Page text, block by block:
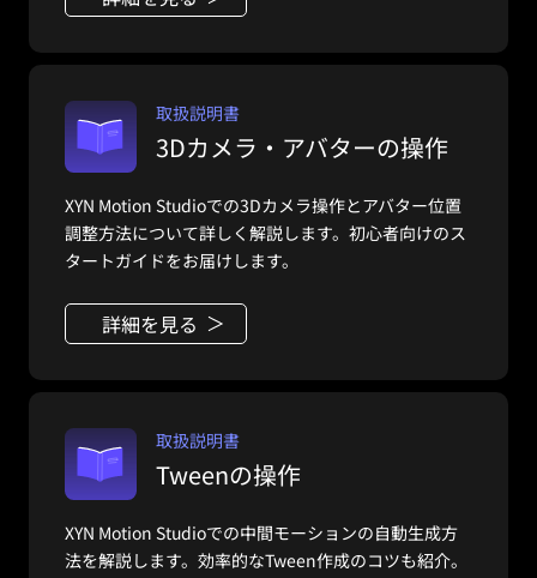
取扱説明書
3Dカメラ・アバターの操作
XYN Motion Studioでの3Dカメラ操作とアバター位置
調整方法について詳しく解説します。初心者向けのス
タートガイドをお届けします。
詳細を見る
取扱説明書
Tweenの操作
XYN Motion Studioでの中間モーションの自動生成方
法を解説します。効率的なTween作成のコツも紹介。